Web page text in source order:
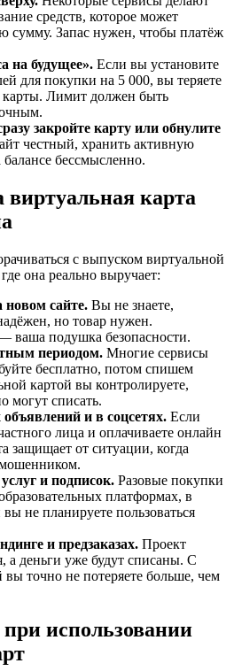
средств, которое может
сумму. Запас нужен, чтобы платёж
на будущее». Если вы установите
для покупки на 5 000, вы теряете
карты. Лимит должен быть
закройте карту или обнулите
честный, хранить активную
бессмысленно.
виртуальная карта
с выпуском виртуальной
она реально выручает:
новом сайте. Вы не знаете,
но товар нужен.
ваша подушка безопасности.
периодом. Многие сервисы
бесплатно, потом спишем
картой вы контролируете,
могут списать.
и в соцсетях. Если
лица и оплачиваете онлайн
защищает от ситуации, когда
и подписок. Разовые покупки
платформах, в
не планируете пользоваться
и предзаказах. Проект
а деньги уже будут списаны. С
вы точно не потеряете больше, чем
использовании